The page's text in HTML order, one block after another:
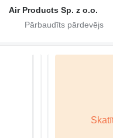
Air Products Sp. z o.o.